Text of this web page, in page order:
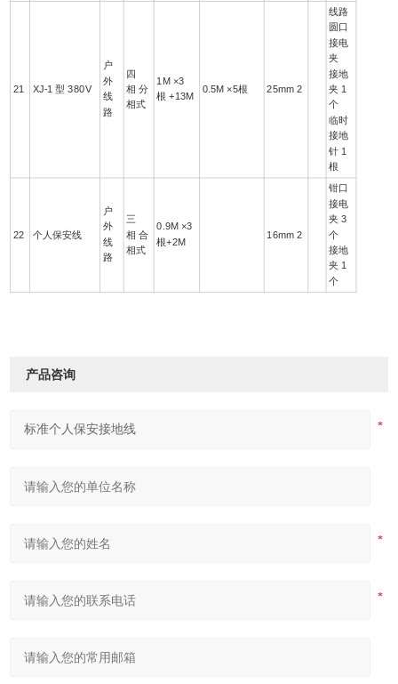
21 XJ-1 型 380V
户
外
线
路
四
相 分
相式
1M ×3
根 +13M
0.5M ×5根 25mm 2
线路
圆口
接电
夹
接地
夹 1
个
临时
接地
针 1
根
22 个人保安线
户
外
线
路
三
相 合
相式
0.9M ×3
根+2M
16mm 2
钳口
接电
夹 3
个
接地
夹 1
个
产品咨询